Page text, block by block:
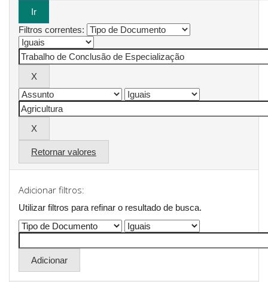
Filtros correntes:
Retornar valores
Adicionar filtros:
Utilizar filtros para refinar o resultado de busca.